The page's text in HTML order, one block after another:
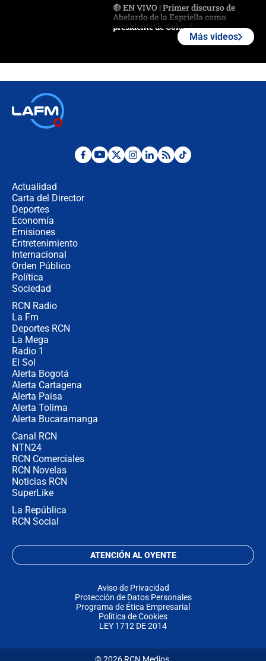
🔴 EN VIVO | Primer discurso de
Abelardo de la Espriella como
presidente de Colombia
Desde dermatitis hasta infecciones:
Más videos
Actualidad
Carta del Director
Deportes
Economía
Emisiones
Entretenimiento
Internacional
Orden Público
Política
Sociedad
RCN Radio
La Fm
Deportes RCN
La Mega
Radio 1
El Sol
Alerta Bogotá
Alerta Cartagena
Alerta Paisa
Alerta Tolima
Alerta Bucaramanga
Canal RCN
NTN24
RCN Comerciales
RCN Novelas
Noticias RCN
SuperLike
La República
RCN Social
ATENCIÓN AL OYENTE
Aviso de Privacidad
Protección de Datos Personales
Programa de Ética Empresarial
Política de Cookies
LEY 1712 DE 2014